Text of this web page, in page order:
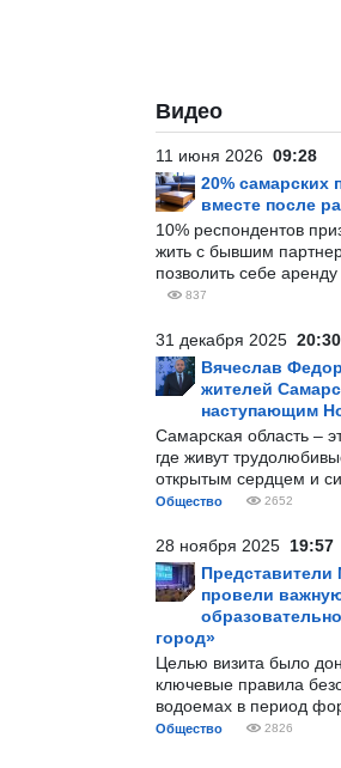
Видео
11 июня 2026 09:28
20% самарских
вместе после
10% респондентов
жить с бывшим
позволить себе
837
31 декабря 2025 20:30
Вячеслав
жителей
наступающим
Самарская область –
где живут
открытым сердцем и
Общество 2652
28 ноября 2025 19:57
провели
город»
Целью визита было
ключевые правила
водоемах в период
Общество 2826